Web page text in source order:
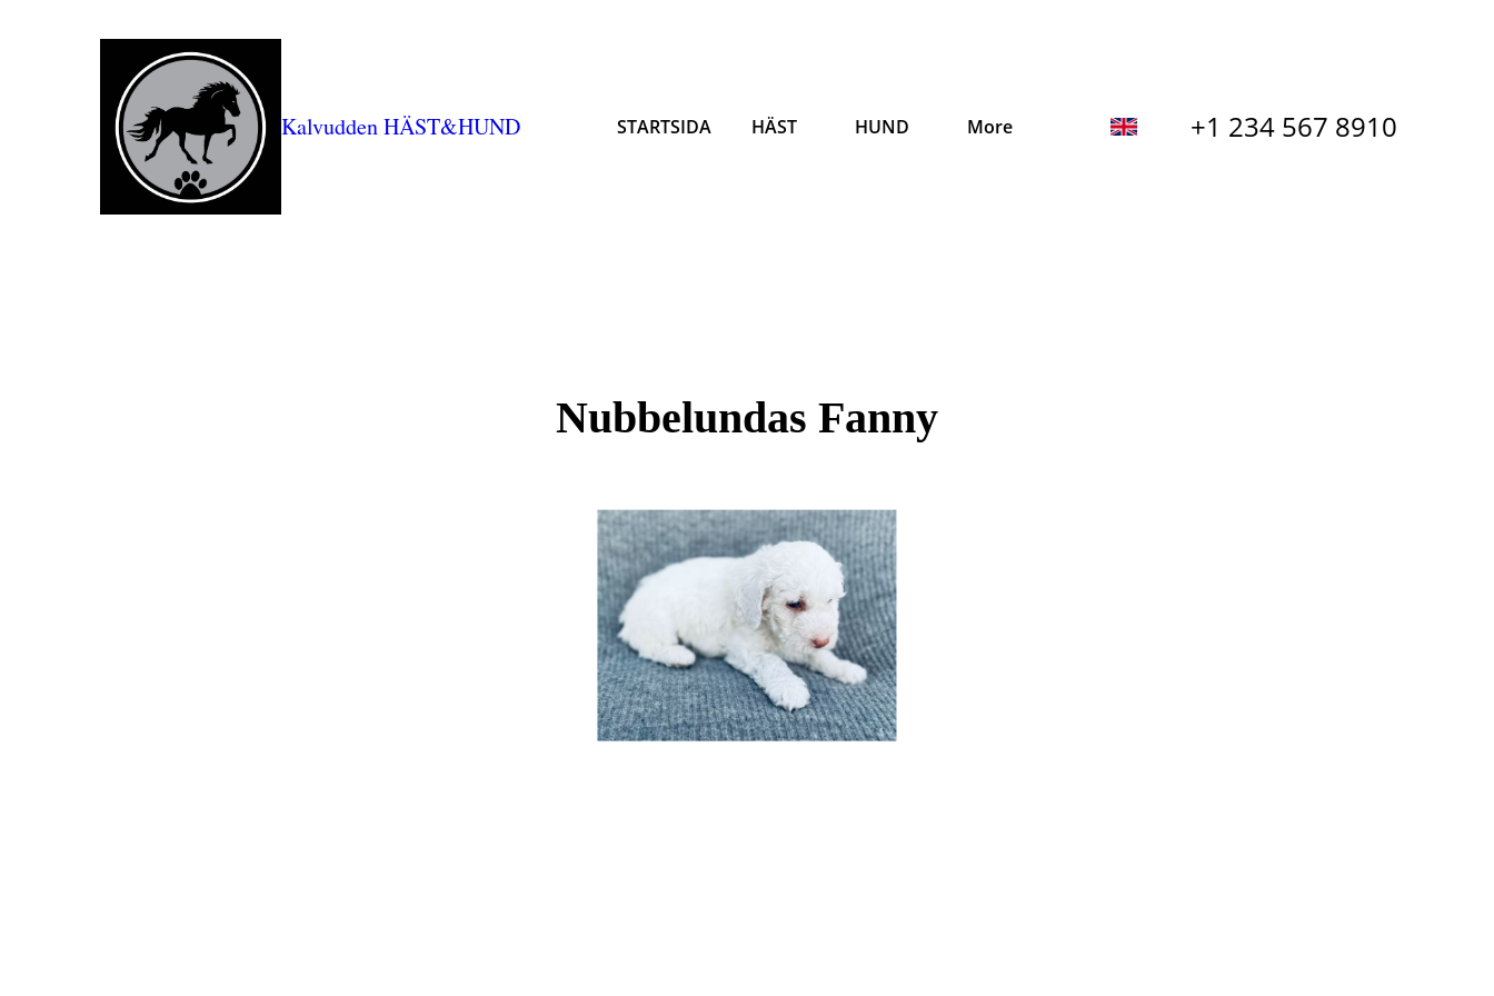
Kalvudden HÄST&HUND STARTSIDA HÄST HUND More +1 234 567 8910
Nubbelundas Fanny